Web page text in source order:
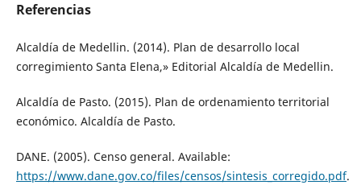
Referencias
Alcaldía de Medellin. (2014). Plan de desarrollo local
corregimiento Santa Elena,» Editorial Alcaldía de Medellin.
Alcaldía de Pasto. (2015). Plan de ordenamiento territorial
económico. Alcaldía de Pasto.
DANE. (2005). Censo general. Available:
https://www.dane.gov.co/files/censos/sintesis_corregido.pdf.